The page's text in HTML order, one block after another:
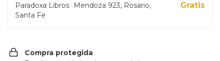
Paradoxa Libros
Mendoza 923, Rosario,
Santa Fe
Gratis
Compra protegida